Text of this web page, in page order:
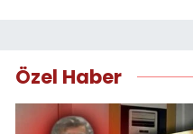
Özel Haber